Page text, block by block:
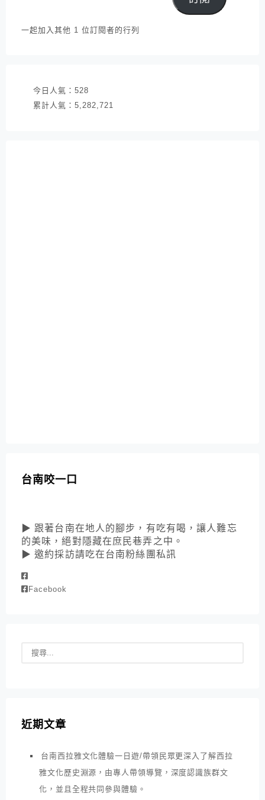
件
一起加入其他 1 位訂閱者的行列
今日人氣： 528
累計人氣： 5,282,721
台南咬一口
▶ 跟著台南在地人的腳步，有吃有喝，讓人難忘
的美味，絕對隱藏在庶民巷弄之中。
▶ 邀約採訪請吃在台南粉絲團私訊
Facebook
近期文章
台南西拉雅文化體驗一日遊/帶領民眾更深入了解西拉
雅文化歷史淵源，由專人帶領導覽，深度認識族群文
化，並且全程共同參與體驗。